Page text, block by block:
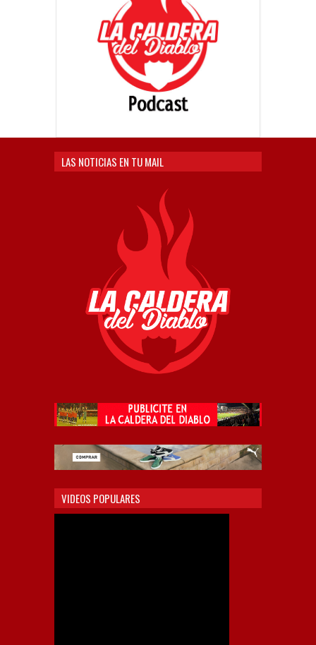
LAS NOTICIAS EN TU MAIL
VIDEOS POPULARES